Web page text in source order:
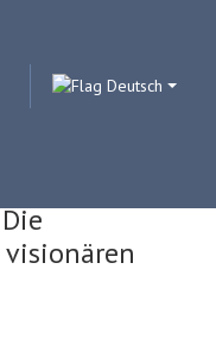
Deutsch